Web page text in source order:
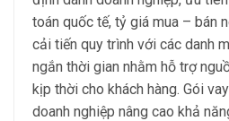
toán quốc tế, tỷ giá mua – bán
cải tiến quy trình với các danh
ngắn thời gian nhằm hỗ trợ
kịp thời cho khách hàng. Gói
doanh nghiệp nâng cao khả